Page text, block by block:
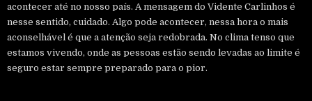
acontecer até no nosso país. A mensagem do Vidente Carlinhos é
nesse sentido, cuidado. Algo pode acontecer, nessa hora o mais
aconselhável é que a atenção seja redobrada. No clima tenso que
estamos vivendo, onde as pessoas estão sendo levadas ao limite é
seguro estar sempre preparado para o pior.